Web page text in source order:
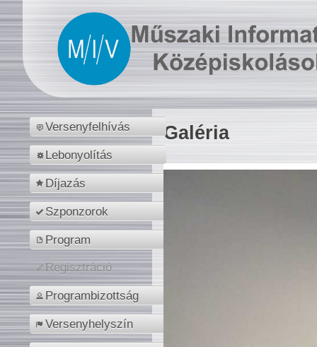
Versenyfelhívás
Lebonyolítás
Díjazás
Szponzorok
Program
Regisztráció
Programbizottság
Versenyhelyszín
Galéria